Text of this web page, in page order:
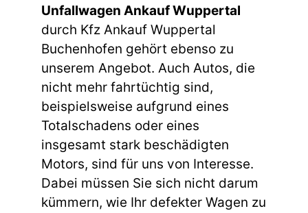
Unfallwagen Ankauf Wuppertal
durch Kfz Ankauf Wuppertal
Buchenhofen gehört ebenso zu
unserem Angebot. Auch Autos, die
nicht mehr fahrtüchtig sind,
beispielsweise aufgrund eines
Totalschadens oder eines
insgesamt stark beschädigten
Motors, sind für uns von Interesse.
Dabei müssen Sie sich nicht darum
kümmern, wie Ihr defekter Wagen zu